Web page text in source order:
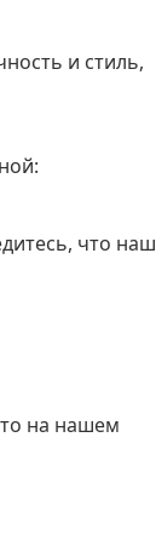
и стиль,
что наш
на нашем